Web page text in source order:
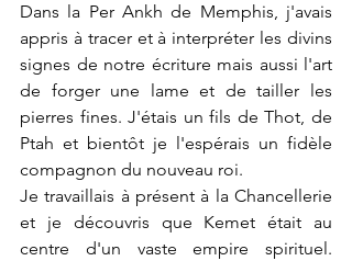
Dans la Per Ankh de Memphis, j'avais
appris à tracer et à interpréter les divins
signes de notre écriture mais aussi l'art
de forger une lame et de tailler les
pierres fines. J'étais un fils de Thot, de
Ptah et bientôt je l'espérais un fidèle
compagnon du nouveau roi.
Je travaillais à présent à la Chancellerie
et je découvris que Kemet était au
centre d'un vaste empire spirituel.